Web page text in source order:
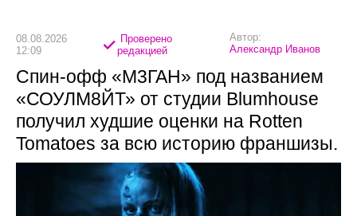
08.08.2026
12:09
Проверено
редакцией
Автор:
Александр Иванов
Спин-офф «М3ГАН» под названием
«СОУЛМ8ЙТ» от студии Blumhouse
получил худшие оценки на Rotten
Tomatoes за всю историю франшизы.